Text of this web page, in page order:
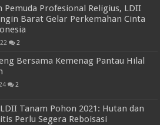
Pemuda Profesional Religius, LDII
Barat Gelar Perkemahan Cinta
2
Bersama Kemenag Pantau Hilal
2
Tanam Pohon 2021: Hutan dan
Perlu Segera Reboisasi